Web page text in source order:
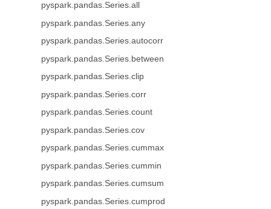
pyspark.pandas.Series.all
pyspark.pandas.Series.any
pyspark.pandas.Series.autocorr
pyspark.pandas.Series.between
pyspark.pandas.Series.clip
pyspark.pandas.Series.corr
pyspark.pandas.Series.count
pyspark.pandas.Series.cov
pyspark.pandas.Series.cummax
pyspark.pandas.Series.cummin
pyspark.pandas.Series.cumsum
pyspark.pandas.Series.cumprod